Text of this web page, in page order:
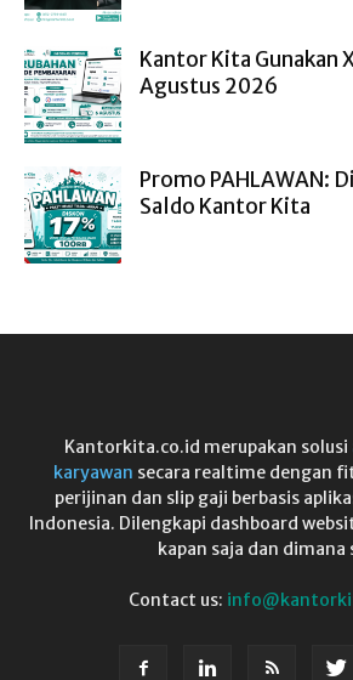
Kantor Kita Gunakan
Agustus 2026
Promo PAHLAWAN:
Saldo Kantor Kita
Kantorkita.co.id merupakan solusi
karyawan secara realtime dengan
perijinan dan slip gaji berbasis
Indonesia. Dilengkapi dashboard
kapan saja dan dimana
Contact us: